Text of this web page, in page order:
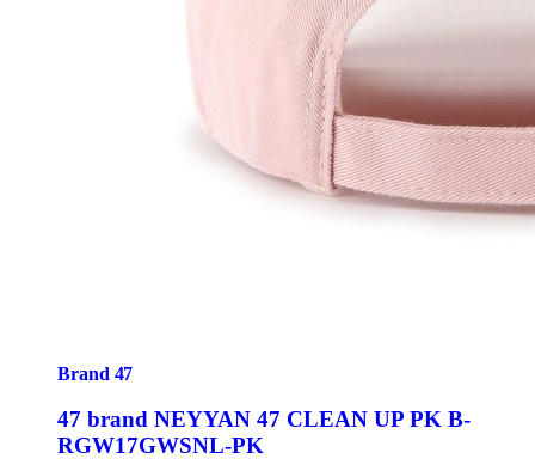
Brand 47
47 brand NEYYAN 47 CLEAN UP PK B-
RGW17GWSNL-PK